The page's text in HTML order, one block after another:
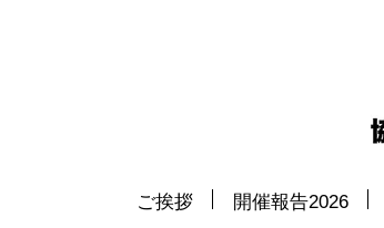
ご挨拶 開催報告2026